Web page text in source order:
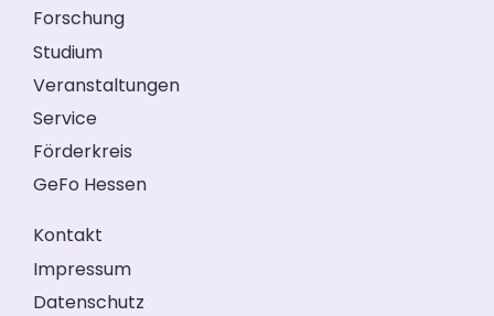
Forschung
Studium
Veranstaltungen
Service
Förderkreis
GeFo Hessen
Kontakt
Impressum
Datenschutz